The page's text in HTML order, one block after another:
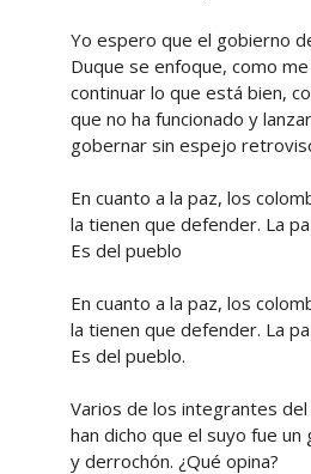
Yo espero que el gobierno
Duque se enfoque, como
continuar lo que está bien,
que no ha funcionado y
gobernar sin espejo
En cuanto a la paz, los
la tienen que defender. La
Es del pueblo
En cuanto a la paz, los
la tienen que defender. La
Es del pueblo.
Varios de los integrantes
han dicho que el suyo fue
y derrochón. ¿Qué opina?